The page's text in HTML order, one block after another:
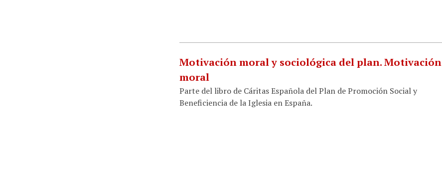
Motivación moral y sociológica del plan. Motivación
moral
Parte del libro de Cáritas Española del Plan de Promoción Social y
Beneficiencia de la Iglesia en España.